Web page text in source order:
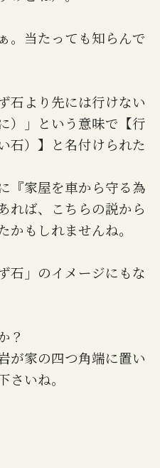
。当たっても知らんで
石より先には行けない
）」という意味で【行
石）】と名付けられた
『家屋を車から守る為
れば、こちらの説から
かもしれませんね。
石」のイメージにもな
？
が家の四つ角端に置い
いね。